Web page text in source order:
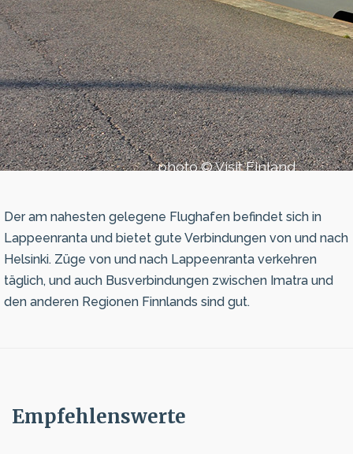
photo © Visit Finland
Der am nahesten gelegene Flughafen befindet sich in
Lappeenranta und bietet gute Verbindungen von und nach
Helsinki. Züge von und nach Lappeenranta verkehren
täglich, und auch Busverbindungen zwischen Imatra und
den anderen Regionen Finnlands sind gut.
Empfehlenswerte